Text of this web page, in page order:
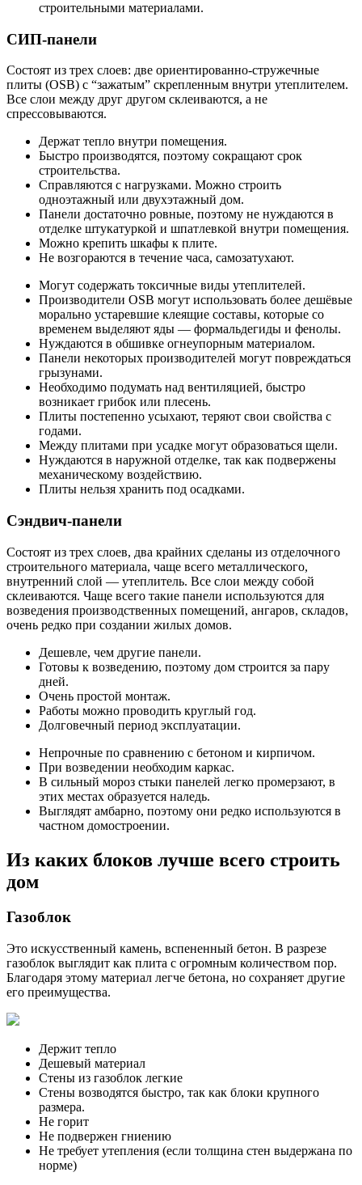
строительными материалами.
СИП-панели
Состоят из трех слоев: две ориентированно-стружечные
плиты (OSB) с “зажатым” скрепленным внутри утеплителем.
Все слои между друг другом склеиваются, а не
спрессовываются.
Держат тепло внутри помещения.
Быстро производятся, поэтому сокращают срок
строительства.
Справляются с нагрузками. Можно строить
одноэтажный или двухэтажный дом.
Панели достаточно ровные, поэтому не нуждаются в
отделке штукатуркой и шпатлевкой внутри помещения.
Можно крепить шкафы к плите.
Не возгораются в течение часа, самозатухают.
Могут содержать токсичные виды утеплителей.
Производители OSB могут использовать более дешёвые
морально устаревшие клеящие составы, которые со
временем выделяют яды — формальдегиды и фенолы.
Нуждаются в обшивке огнеупорным материалом.
Панели некоторых производителей могут повреждаться
грызунами.
Необходимо подумать над вентиляцией, быстро
возникает грибок или плесень.
Плиты постепенно усыхают, теряют свои свойства с
годами.
Между плитами при усадке могут образоваться щели.
Нуждаются в наружной отделке, так как подвержены
механическому воздействию.
Плиты нельзя хранить под осадками.
Сэндвич-панели
Состоят из трех слоев, два крайних сделаны из отделочного
строительного материала, чаще всего металлического,
внутренний слой — утеплитель. Все слои между собой
склеиваются. Чаще всего такие панели используются для
возведения производственных помещений, ангаров, складов,
очень редко при создании жилых домов.
Дешевле, чем другие панели.
Готовы к возведению, поэтому дом строится за пару
дней.
Очень простой монтаж.
Работы можно проводить круглый год.
Долговечный период эксплуатации.
Непрочные по сравнению с бетоном и кирпичом.
При возведении необходим каркас.
В сильный мороз стыки панелей легко промерзают, в
этих местах образуется наледь.
Выглядят амбарно, поэтому они редко используются в
частном домостроении.
Из каких блоков лучше всего строить
дом
Газоблок
Это искусственный камень, вспененный бетон. В разрезе
газоблок выглядит как плита с огромным количеством пор.
Благодаря этому материал легче бетона, но сохраняет другие
его преимущества.
Держит тепло
Дешевый материал
Стены из газоблок легкие
Стены возводятся быстро, так как блоки крупного
размера.
Не горит
Не подвержен гниению
Не требует утепления (если толщина стен выдержана по
норме)